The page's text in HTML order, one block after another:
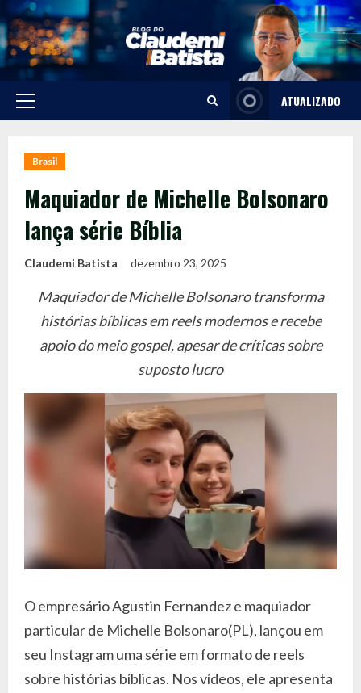
Skip
to
content
Primary
ATUALIZADO
Brasil
Maquiador de Michelle Bolsonaro
lança série Bíblia
Claudemi Batista dezembro 23, 2025
Maquiador de Michelle Bolsonaro transforma
histórias bíblicas em reels modernos e recebe
apoio do meio gospel, apesar de críticas sobre
suposto lucro
O empresário Agustin Fernandez e maquiador
particular de Michelle Bolsonaro(PL), lançou em
seu Instagram uma série em formato de reels
sobre histórias bíblicas. Nos vídeos, ele apresenta